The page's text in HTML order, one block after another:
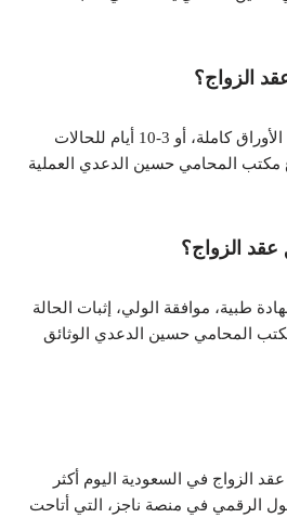
الزواج؟
يستغرق يوماً واحداً إذا كانت الأوراق كاملة، أو 3-10 أيام للحالات
مكتب المحامي حسين الدعدي العملية
عقد الزواج؟
طبية، موافقة الولي، إثبات الحالة
مكتب المحامي حسين الدعدي الوثائق
الزواج في السعودية اليوم أكثر
الرقمي في منصة ناجز، التي أتاحت